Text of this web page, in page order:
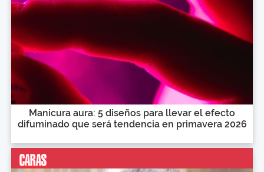
Manicura aura: 5 diseños para llevar el efecto
difuminado que será tendencia en primavera 2026